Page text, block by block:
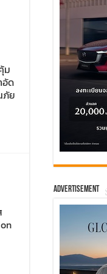
ม
อัด
ภัย
Advertisement